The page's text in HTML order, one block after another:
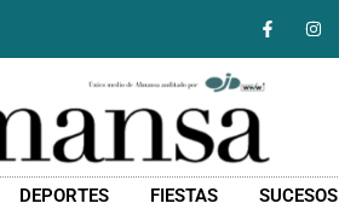
DEPORTES FIESTAS SUCESOS